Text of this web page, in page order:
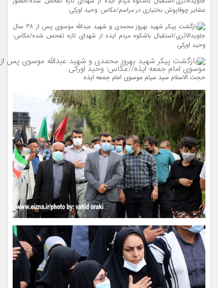
حجت الاسلام سید میثم موسوی امام جمعه ایذه